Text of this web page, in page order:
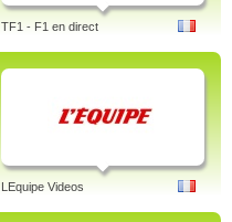
TF1 - F1 en direct
LEquipe Videos